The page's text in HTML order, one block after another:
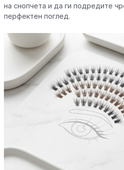
на снопчета и да ги подредите
перфектен поглед.